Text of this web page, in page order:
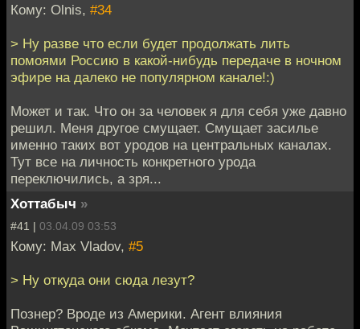
Кому: Olnis, #34
> Ну разве что если будет продолжать лить
помоями Россию в какой-нибудь передаче в ночном
эфире на далеко не популярном канале!:)
Может и так. Что он за человек я для себя уже давно
решил. Меня другое смущает. Смущает засилье
именно таких вот уродов на центральных каналах.
Тут все на личность конкретного урода
переключились, а зря...
Хоттабыч »
#41 | 03.04.09 03:53
Кому: Max Vladov, #5
> Ну откуда они сюда лезут?
Познер? Вроде из Америки. Агент влияния